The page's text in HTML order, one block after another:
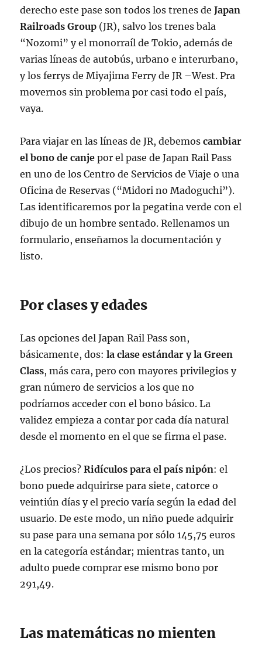
derecho este pase son todos los trenes deJapan
Railroads Group (JR), salvo los trenes bala
“Nozomi” y el monorraíl de Tokio, además de
varias líneas de autobús, urbano e interurbano,
y los ferrys de Miyajima Ferry de JR –West. Pra
movernos sin problema por casi todo el país,
vaya.
Para viajar en las líneas de JR, debemoscambiar
el bono de canje por el pase de Japan Rail Pass
en uno de los Centro de Servicios de Viaje o una
Oficina de Reservas (“Midori no Madoguchi”).
Las identificaremos por la pegatina verde con el
dibujo de un hombre sentado. Rellenamos un
formulario, enseñamos la documentación y
listo.
Por clases y edades
Las opciones del Japan Rail Pass son,
básicamente, dos:la clase estándar y la Green
Class, más cara, pero con mayores privilegios y
gran número de servicios a los que no
podríamos acceder con el bono básico. La
validez empieza a contar por cada día natural
desde el momento en el que se firma el pase.
¿Los precios?Ridículos para el país nipón: el
bono puede adquirirse para siete, catorce o
veintiún días y el precio varía según la edad del
usuario. De este modo, un niño puede adquirir
su pase para una semana por sólo 145,75 euros
en la categoría estándar; mientras tanto, un
adulto puede comprar ese mismo bono por
291,49.
Las matemáticas no mienten